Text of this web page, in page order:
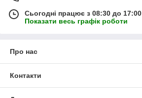
Сьогодні працює з 08:30 до 17:00
Показати весь графік роботи
Про нас
Контакти